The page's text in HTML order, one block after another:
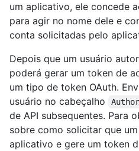
um aplicativo, ele concede
para agir no nome dele e
conta solicitadas pelo
Depois que um usuário
poderá gerar um token de
um tipo de token OAuth.
usuário no cabeçalho
de API subsequentes. Para
sobre como solicitar que
aplicativo e gere um token